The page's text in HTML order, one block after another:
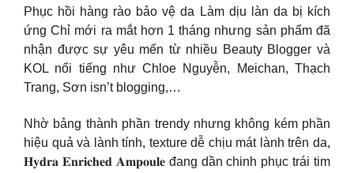
Phục hồi hàng rào bảo vệ da Làm dịu làn da bị kích
ứng Chỉ mới ra mắt hơn 1 tháng nhưng sản phẩm đã
nhận được sự yêu mến từ nhiều Beauty Blogger và
KOL nổi tiếng như Chloe Nguyễn, Meichan, Thạch
Trang, Sơn isn’t blogging,…
Nhờ bảng thành phần trendy nhưng không kém phần
hiệu quả và lành tính, texture dễ chịu mát lành trên da,
𝐇𝐲𝐝𝐫𝐚 𝐄𝐧𝐫𝐢𝐜𝐡𝐞𝐝 𝐀𝐦𝐩𝐨𝐮𝐥𝐞 đang dần chinh phục trái tim